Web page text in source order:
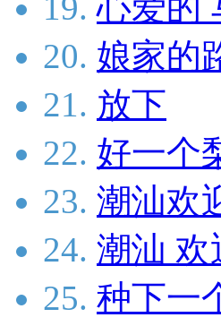
19. 心爱的
20. 娘家的
21. 放下
22. 好一个
23. 潮汕欢
24. 潮汕 欢
25. 种下一